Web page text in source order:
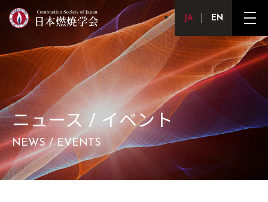
JapaneseEnglishメ
ュ
ー
ボ
ニュース / イベント
NEWS / EVENTS